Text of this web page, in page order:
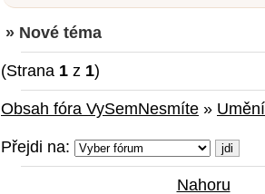
» Nové téma
(Strana 1 z 1)
Obsah fóra VySemNesmíte » Umění
Přejdi na:
Nahoru